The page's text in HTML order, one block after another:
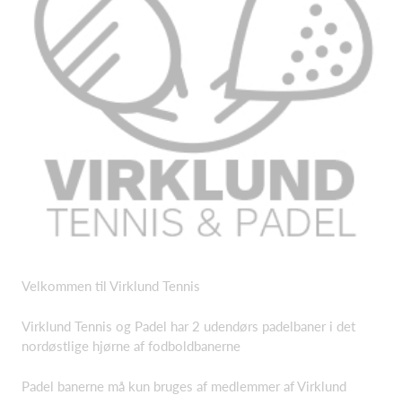
Velkommen til Virklund Tennis
Virklund Tennis og Padel har 2 udendørs padelbaner i det
nordøstlige hjørne af fodboldbanerne
Padel banerne må kun bruges af medlemmer af Virklund